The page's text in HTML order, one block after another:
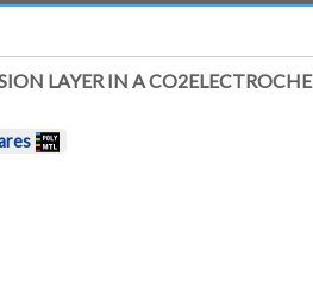
LAYER IN A